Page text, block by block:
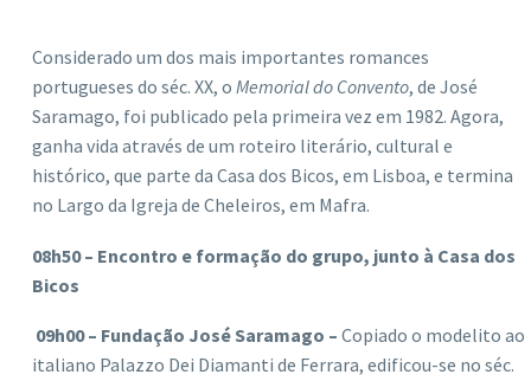
Considerado um dos mais importantes romances
portugueses do séc. XX, o Memorial do Convento, de José
Saramago, foi publicado pela primeira vez em 1982. Agora,
ganha vida através de um roteiro literário, cultural e
histórico, que parte da Casa dos Bicos, em Lisboa, e termina
no Largo da Igreja de Cheleiros, em Mafra.
08h50 – Encontro e formação do grupo, junto à Casa dos
Bicos
09h00 – Fundação José Saramago – Copiado o modelito ao
italiano Palazzo Dei Diamanti de Ferrara, edificou-se no séc.